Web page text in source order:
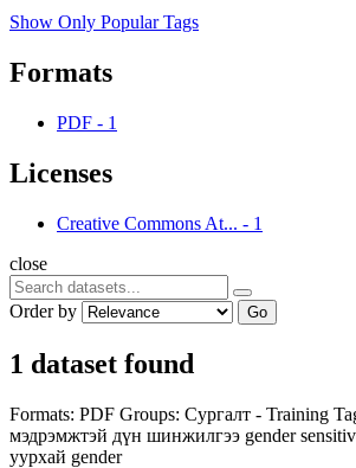
Show Only Popular Tags
Formats
PDF - 1
Licenses
Creative Commons At... - 1
close
Order by Go
1 dataset found
Formats: PDF Groups: Сургалт - Training
мэдрэмжтэй дүн шинжилгээ gender
уурхай gender